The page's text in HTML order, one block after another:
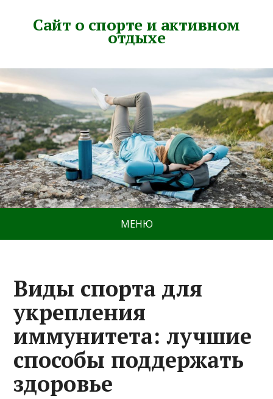
Сайт о спорте и активном
отдыхе
МЕНЮ
Виды спорта для
укрепления
иммунитета: лучшие
способы поддержать
здоровье